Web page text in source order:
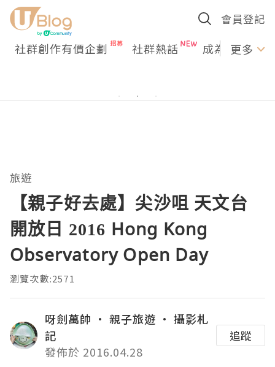
會員登記
社群創作有價企劃 社群熱話 成為U更多
旅遊
【親子好去處】尖沙咀 天文台
開放日 2016 Hong Kong
Observatory Open Day
瀏覽次數:2571
呀劍萬帥 • 親子旅遊 • 攝影札
記
發佈於 2016.04.28
追蹤